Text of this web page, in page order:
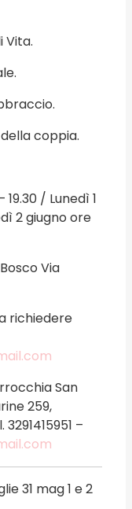
Vita.
coppia.
/ Lunedì 1
2 giugno ore
Via
richiedere
San
259,
–
31 mag 1 e 2